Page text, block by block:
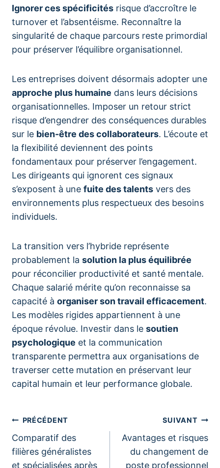
Ignorer ces spécificités risque d’accroître le
turnover et l’absentéisme. Reconnaître la
singularité de chaque parcours reste primordial
pour préserver l’équilibre organisationnel.
Les entreprises doivent désormais adopter une
approche plus humaine dans leurs décisions
organisationnelles. Imposer un retour strict
risque d’engendrer des conséquences durables
sur le bien-être des collaborateurs. L’écoute et
la flexibilité deviennent des points
fondamentaux pour préserver l’engagement.
Les dirigeants qui ignorent ces signaux
s’exposent à une fuite des talents vers des
environnements plus respectueux des besoins
individuels.
La transition vers l’hybride représente
probablement la solution la plus équilibrée
pour réconcilier productivité et santé mentale.
Chaque salarié mérite qu’on reconnaisse sa
capacité à organiser son travail efficacement.
Les modèles rigides appartiennent à une
époque révolue. Investir dans le soutien
psychologique et la communication
transparente permettra aux organisations de
traverser cette mutation en préservant leur
capital humain et leur performance globale.
Navigation
de
PRÉCÉDENT
Comparatif des
filières généralistes
et spécialisées après
SUIVANT
Avantages et risques
du changement de
poste professionnel